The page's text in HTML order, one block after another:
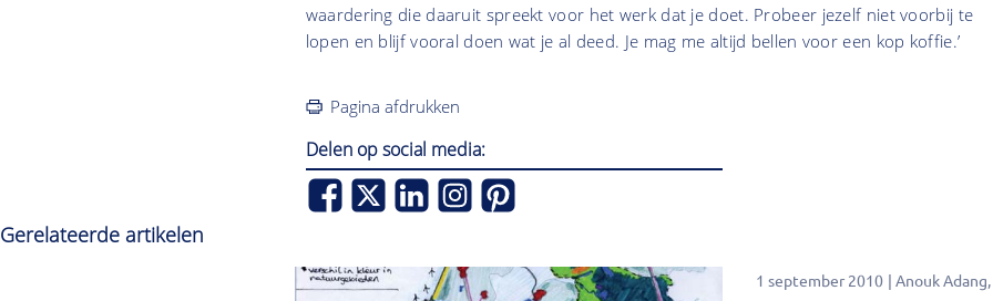
waardering die daaruit spreekt voor het werk dat je doet. Probeer jezelf niet voorbij te
lopen en blijf vooral doen wat je al deed. Je mag me altijd bellen voor een kop koffie.’
Pagina afdrukken
Delen op social media:
Gerelateerde artikelen
1 september 2010 Anouk Adang